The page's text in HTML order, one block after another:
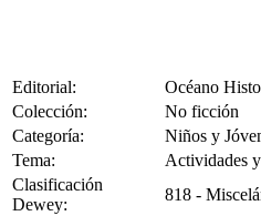
Editorial:
Océano
Colección:
No ficción
Categoría:
Niños y
Tema:
Actividades
Clasificación
Dewey:
818 -